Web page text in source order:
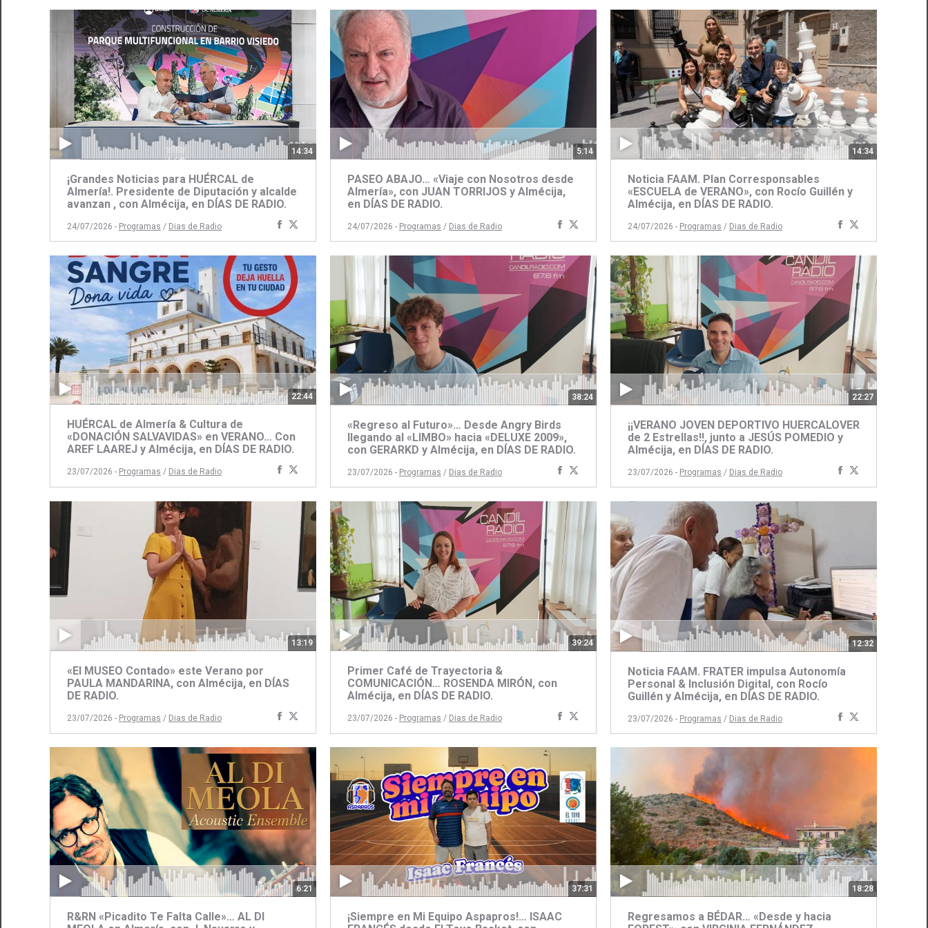
14:34
¡Grandes Noticias para HUÉRCAL de
Almería!. Presidente de Diputación y alcalde
avanzan , con Almécija, en DÍAS DE RADIO.
24/07/2026 - Programas / Dias de Radio
Compartir
con
Facebook
con
Twitter
5:14
PASEO ABAJO… «Viaje con Nosotros desde
Almería», con JUAN TORRIJOS y Almécija,
en DÍAS DE RADIO.
24/07/2026 - Programas / Dias de Radio
Compartir
con
Facebook
con
Twitter
14:34
Noticia FAAM. Plan Corresponsables
«ESCUELA de VERANO», con Rocío Guillén y
Almécija, en DÍAS DE RADIO.
24/07/2026 - Programas / Dias de Radio
Compartir
con
Facebook
con
Twitter
22:44
HUÉRCAL de Almería & Cultura de
«DONACIÓN SALVAVIDAS» en VERANO… Con
AREF LAAREJ y Almécija, en DÍAS DE RADIO.
23/07/2026 - Programas / Dias de Radio
Compartir
con
Facebook
con
Twitter
38:24
«Regreso al Futuro»… Desde Angry Birds
llegando al «LIMBO» hacia «DELUXE 2009»,
con GERARKD y Almécija, en DÍAS DE RADIO.
23/07/2026 - Programas / Dias de Radio
Compartir
con
Facebook
con
Twitter
22:27
¡¡VERANO JOVEN DEPORTIVO HUERCALOVER
de 2 Estrellas!!, junto a JESÚS POMEDIO y
Almécija, en DÍAS DE RADIO.
23/07/2026 - Programas / Dias de Radio
Compartir
con
Facebook
con
Twitter
13:19
«El MUSEO Contado» este Verano por
PAULA MANDARINA, con Almécija, en DÍAS
DE RADIO.
23/07/2026 - Programas / Dias de Radio
Compartir
con
Facebook
con
Twitter
39:24
Primer Café de Trayectoria &
COMUNICACIÓN… ROSENDA MIRÓN, con
Almécija, en DÍAS DE RADIO.
23/07/2026 - Programas / Dias de Radio
Compartir
con
Facebook
con
Twitter
12:32
Noticia FAAM. FRATER impulsa Autonomía
Personal & Inclusión Digital, con Rocío
Guillén y Almécija, en DÍAS DE RADIO.
23/07/2026 - Programas / Dias de Radio
Compartir
con
Facebook
con
Twitter
6:21
R&RN «Picadito Te Falta Calle»… AL DI
37:31
¡Siempre en Mi Equipo Aspapros!… ISAAC
18:28
Regresamos a BÉDAR… «Desde y hacia